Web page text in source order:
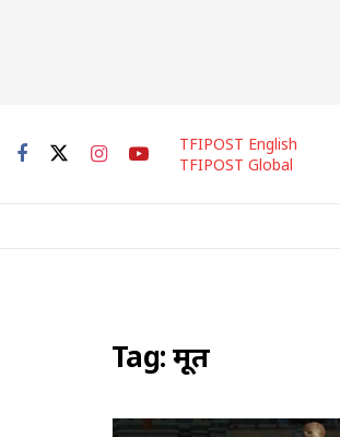
TFIPOST English
TFIPOST Global
Tag:मूर्ति